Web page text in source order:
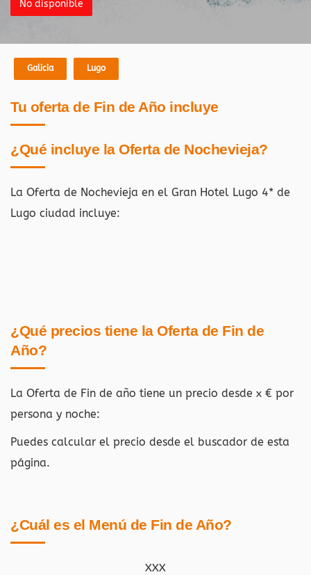
No disponible
Galicia Lugo
Tu oferta de Fin de Año incluye
¿Qué incluye la Oferta de Nochevieja?
La Oferta de Nochevieja en el Gran Hotel Lugo 4* de
Lugo ciudad incluye:
¿Qué precios tiene la Oferta de Fin de
Año?
La Oferta de Fin de año tiene un precio desde x € por
persona y noche:
Puedes calcular el precio desde el buscador de esta
página.
¿Cuál es el Menú de Fin de Año?
XXX